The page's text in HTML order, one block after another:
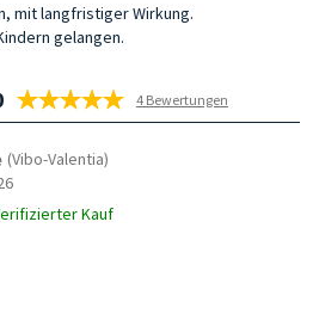
mit langfristiger Wirkung.
gelangen.
4 Bewertungen
(Vibo-Valentia)
Kauf